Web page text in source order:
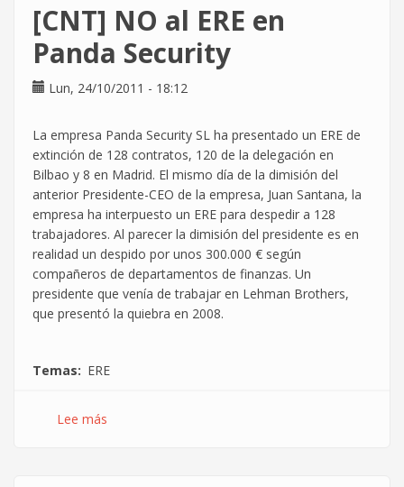
ERE
Unísono,
no
[CNT] NO al ERE en
Panda Security
Lun, 24/10/2011 - 18:12
La empresa Panda Security SL ha presentado un ERE de
extinción de 128 contratos, 120 de la delegación en
Bilbao y 8 en Madrid. El mismo día de la dimisión del
anterior Presidente-CEO de la empresa, Juan Santana, la
empresa ha interpuesto un ERE para despedir a 128
trabajadores. Al parecer la dimisión del presidente es en
realidad un despido por unos 300.000 € según
compañeros de departamentos de finanzas. Un
presidente que venía de trabajar en Lehman Brothers,
que presentó la quiebra en 2008.
Temas ERE
Lee más